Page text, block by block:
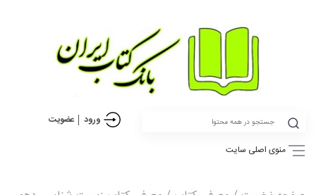
ورود عضویت
منوی اصلی سایت